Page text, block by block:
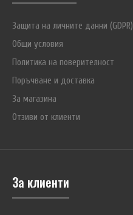
Защита на личните данни (GDPR)
Общи условия
Политика на поверителност
Поръчване и доставка
За магазина
Отзиви от клиенти
За клиенти